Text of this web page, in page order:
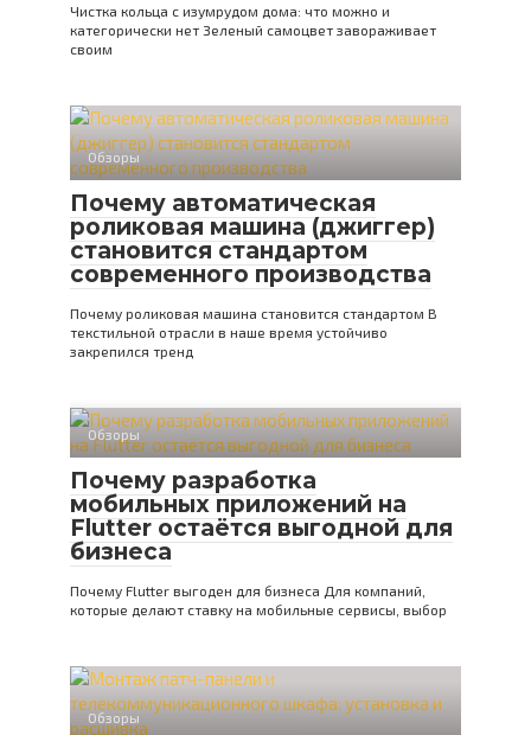
Чистка кольца с изумрудом дома: что можно и
категорически нет Зеленый самоцвет завораживает
своим
Обзоры
Почему автоматическая
роликовая машина (джиггер)
становится стандартом
современного производства
Почему роликовая машина становится стандартом В
текстильной отрасли в наше время устойчиво
закрепился тренд
Обзоры
Почему разработка
мобильных приложений на
Flutter остаётся выгодной для
бизнеса
Почему Flutter выгоден для бизнеса Для компаний,
которые делают ставку на мобильные сервисы, выбор
Обзоры